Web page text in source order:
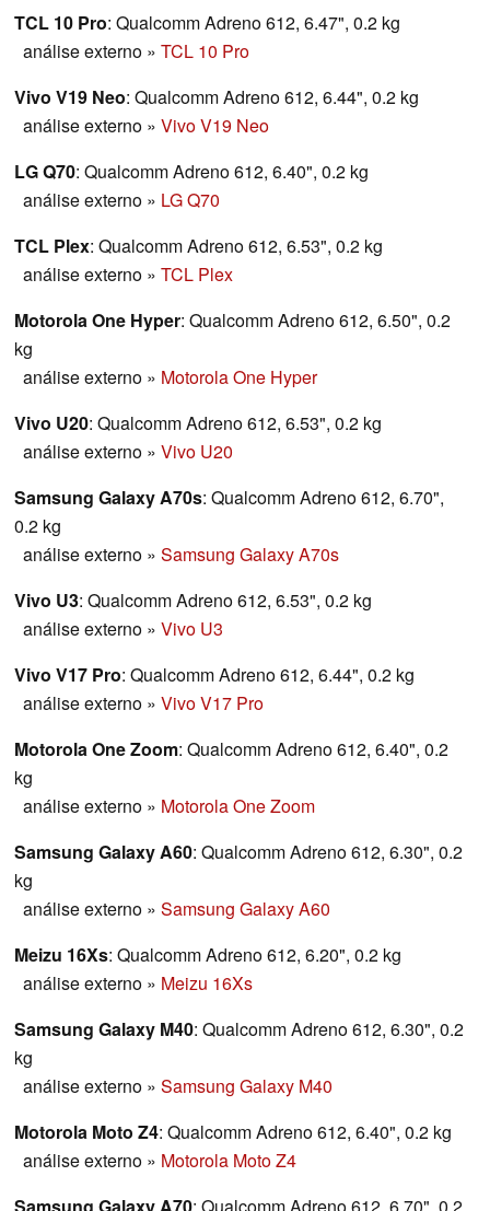
alta. Averigüe en nuestra revisión si vale la pena comprar
un smartphone de menos de 400 dólares.
TCL 10 Pro: Qualcomm Adreno 612, 6.47", 0.2 kg
análise externo » TCL 10 Pro
Vivo V19 Neo: Qualcomm Adreno 612, 6.44", 0.2 kg
análise externo » Vivo V19 Neo
LG Q70: Qualcomm Adreno 612, 6.40", 0.2 kg
análise externo » LG Q70
TCL Plex: Qualcomm Adreno 612, 6.53", 0.2 kg
análise externo » TCL Plex
Motorola One Hyper: Qualcomm Adreno 612, 6.50", 0.2
kg
análise externo » Motorola One Hyper
Vivo U20: Qualcomm Adreno 612, 6.53", 0.2 kg
análise externo » Vivo U20
Samsung Galaxy A70s: Qualcomm Adreno 612, 6.70",
0.2 kg
análise externo » Samsung Galaxy A70s
Vivo U3: Qualcomm Adreno 612, 6.53", 0.2 kg
análise externo » Vivo U3
Vivo V17 Pro: Qualcomm Adreno 612, 6.44", 0.2 kg
análise externo » Vivo V17 Pro
Motorola One Zoom: Qualcomm Adreno 612, 6.40", 0.2
kg
análise externo » Motorola One Zoom
Samsung Galaxy A60: Qualcomm Adreno 612, 6.30", 0.2
kg
análise externo » Samsung Galaxy A60
Meizu 16Xs: Qualcomm Adreno 612, 6.20", 0.2 kg
análise externo » Meizu 16Xs
Samsung Galaxy M40: Qualcomm Adreno 612, 6.30", 0.2
kg
análise externo » Samsung Galaxy M40
Motorola Moto Z4: Qualcomm Adreno 612, 6.40", 0.2 kg
análise externo » Motorola Moto Z4
Samsung Galaxy A70: Qualcomm Adreno 612, 6.70", 0.2